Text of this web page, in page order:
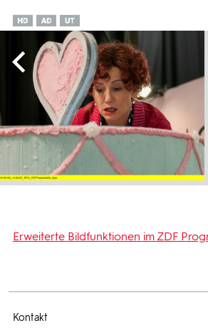
Erweiterte Bildfunktionen im ZDF
Kontakt